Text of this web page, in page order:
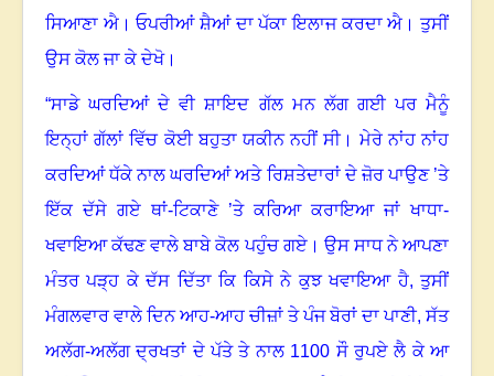
ਸਿਆਣਾ ਐ। ਓਪਰੀਆਂ ਸ਼ੈਆਂ ਦਾ ਪੱਕਾ ਇਲਾਜ ਕਰਦਾ ਐ। ਤੁਸੀਂ
ਉਸ ਕੋਲ ਜਾ ਕੇ ਦੇਖੋ।
“ਸਾਡੇ ਘਰਦਿਆਂ ਦੇ ਵੀ ਸ਼ਾਇਦ ਗੱਲ ਮਨ ਲੱਗ ਗਈ ਪਰ ਮੈਨੂੰ
ਇਨ੍ਹਾਂ ਗੱਲਾਂ ਵਿੱਚ ਕੋਈ ਬਹੁਤਾ ਯਕੀਨ ਨਹੀਂ ਸੀ। ਮੇਰੇ ਨਾਂਹ ਨਾਂਹ
ਕਰਦਿਆਂ ਧੱਕੇ ਨਾਲ ਘਰਦਿਆਂ ਅਤੇ ਰਿਸ਼ਤੇਦਾਰਾਂ ਦੇ ਜ਼ੋਰ ਪਾਉਣ ’ਤੇ
ਇੱਕ ਦੱਸੇ ਗਏ ਥਾਂ-ਟਿਕਾਣੇ ’ਤੇ ਕਰਿਆ ਕਰਾਇਆ ਜਾਂ ਖਾਧਾ-
ਖਵਾਇਆ ਕੱਢਣ ਵਾਲੇ ਬਾਬੇ ਕੋਲ ਪਹੁੰਚ ਗਏ। ਉਸ ਸਾਧ ਨੇ ਆਪਣਾ
ਮੰਤਰ ਪੜ੍ਹ ਕੇ ਦੱਸ ਦਿੱਤਾ ਕਿ ਕਿਸੇ ਨੇ ਕੁਝ ਖਵਾਇਆ ਹੈ, ਤੁਸੀਂ
ਮੰਗਲਵਾਰ ਵਾਲੇ ਦਿਨ ਆਹ-ਆਹ ਚੀਜ਼ਾਂ ਤੇ ਪੰਜ ਬੋਰਾਂ ਦਾ ਪਾਣੀ, ਸੱਤ
ਅਲੱਗ-ਅਲੱਗ ਦ੍ਰਖਤਾਂ ਦੇ ਪੱਤੇ ਤੇ ਨਾਲ 1100 ਸੌ ਰੁਪਏ ਲੈ ਕੇ ਆ